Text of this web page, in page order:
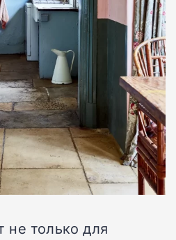
не только для